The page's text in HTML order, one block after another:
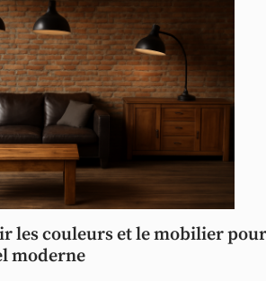
les couleurs et le mobilier pour
moderne